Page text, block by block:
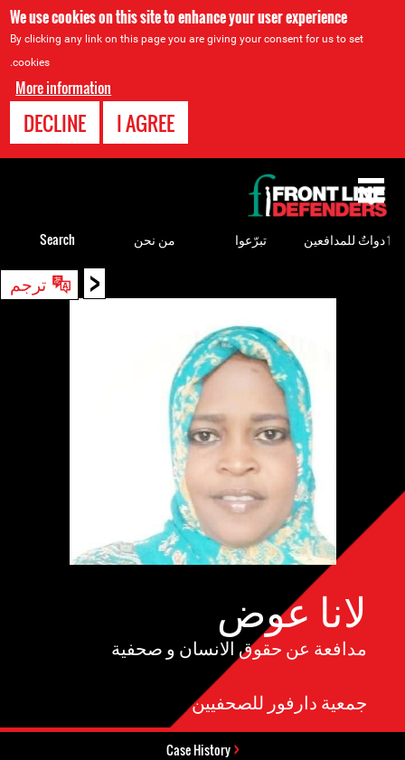
We use cookies on this site to enhance your user experience
By clicking any link on this page you are giving your consent for us to set
cookies.
More information
I AGREE
DECLINE
< ترجم
لانا عوض
مدافعة عن حقوق الانسان و صحفية
جمعية دارفور للصحفيين
Case History
to
top
ٲدواتٌ للمدافعين تبرّعوا من نحن Search